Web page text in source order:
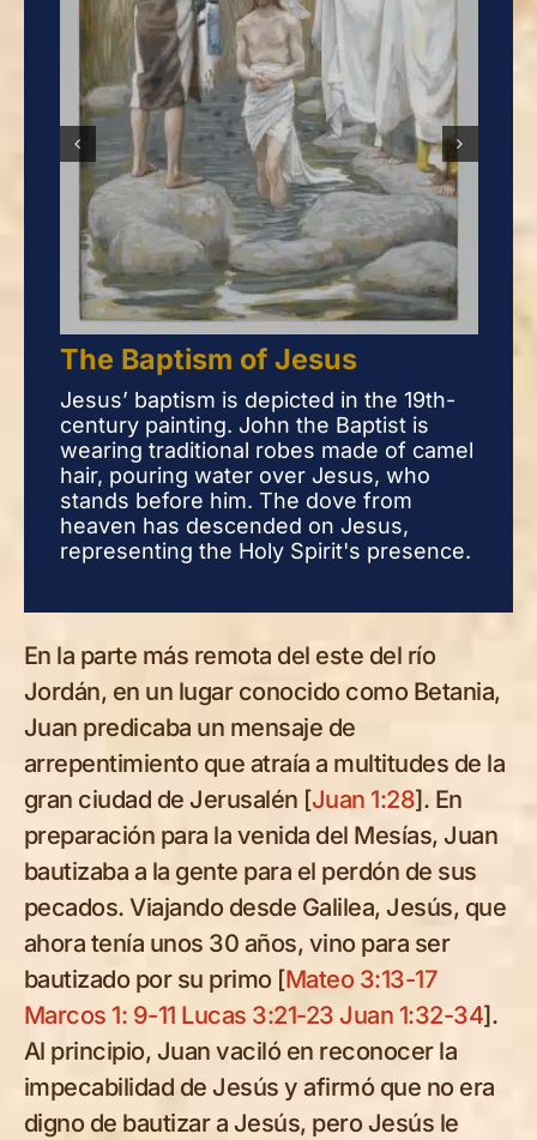
The Baptism of Jesus
Jesus’ baptism is depicted in the 19th-
century painting. John the Baptist is
wearing traditional robes made of camel
hair, pouring water over Jesus, who
stands before him. The dove from
heaven has descended on Jesus,
representing the Holy Spirit's presence.
En la parte más remota del este del río
Jordán, en un lugar conocido como Betania,
Juan predicaba un mensaje de
arrepentimiento que atraía a multitudes de la
gran ciudad de Jerusalén [Juan 1:28]. En
preparación para la venida del Mesías, Juan
bautizaba a la gente para el perdón de sus
pecados. Viajando desde Galilea, Jesús, que
ahora tenía unos 30 años, vino para ser
bautizado por su primo [Mateo 3:13-17
Marcos 1: 9-11 Lucas 3:21-23 Juan 1:32-34].
Al principio, Juan vaciló en reconocer la
impecabilidad de Jesús y afirmó que no era
digno de bautizar a Jesús, pero Jesús le